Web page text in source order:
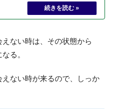
ない時は、その状態から
る。
ない時が来るので、しっか